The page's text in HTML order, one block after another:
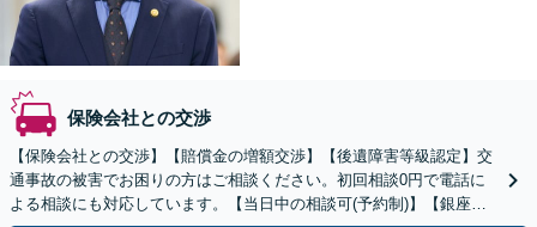
保険会社との交渉
【保険会社との交渉】【賠償金の増額交渉】【後遺障害等級認定】交
通事故の被害でお困りの方はご相談ください。初回相談0円で電話に
よる相談にも対応しています。【当日中の相談可(予約制)】【銀座一